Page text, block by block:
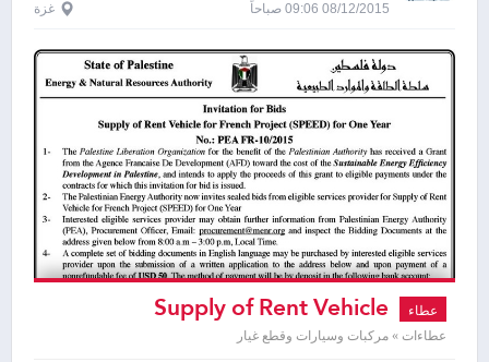
08/12/2015 09:06 صباحاً غزة
عطاء
عطاءات » مركبات وسيارات وقطع غيار